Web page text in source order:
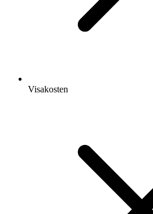
Visakosten